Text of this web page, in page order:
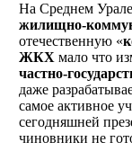
На Среднем
жилищно-
отечественную «
ЖКХ мало что
частно-
даже
самое активное
сегодняшней
чиновники не